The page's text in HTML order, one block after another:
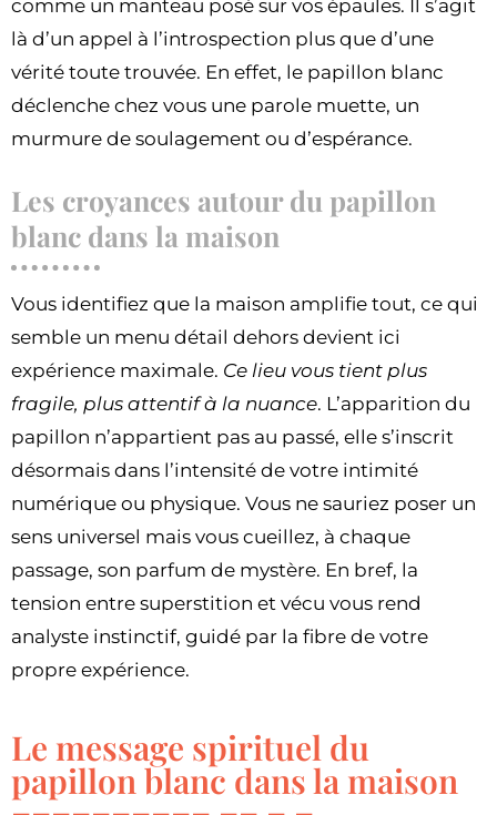
comme un manteau posé sur vos épaules. Il s’agit
là d’un appel à l’introspection plus que d’une
vérité toute trouvée. En effet, le papillon blanc
déclenche chez vous une parole muette, un
murmure de soulagement ou d’espérance.
Les croyances autour du papillon
blanc dans la maison
Vous identifiez que la maison amplifie tout, ce qui
semble un menu détail dehors devient ici
expérience maximale. Ce lieu vous tient plus
fragile, plus attentif à la nuance. L’apparition du
papillon n’appartient pas au passé, elle s’inscrit
désormais dans l’intensité de votre intimité
numérique ou physique. Vous ne sauriez poser un
sens universel mais vous cueillez, à chaque
passage, son parfum de mystère. En bref, la
tension entre superstition et vécu vous rend
analyste instinctif, guidé par la fibre de votre
propre expérience.
Le message spirituel du
papillon blanc dans la maison